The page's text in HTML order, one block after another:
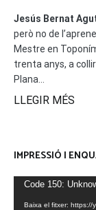
Jesús Bernat
però no de
Mestre en
trenta anys, a
Plana...
LLEGIR MÉS
IMPRESSIÓ I
Reproductor
Code 150:
Baixa el fitxer: https://